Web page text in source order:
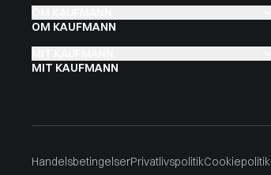
OM KAUFMANN
MIT KAUFMANN
HandelsbetingelserPrivatlivspolitikCookiepolitik